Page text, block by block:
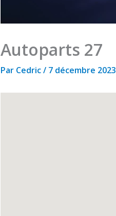
Autoparts 27
Par Cedric/ 7 décembre 2023